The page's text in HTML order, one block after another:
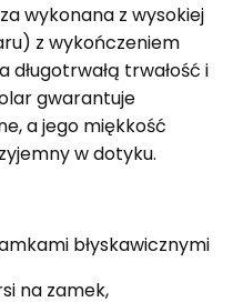
wykonana z wysokiej
z wykończeniem
trwałość i
gwarantuje
a jego miękkość
w dotyku.
błyskawicznymi
na zamek,